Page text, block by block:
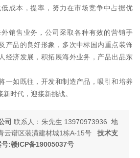
成本，提率，努力在市场竞争中占据优
销售业务，公司采取各种有效的营销手
产品的良好形象，多次中标国内重点装饰
经济发展，积拓展海外业务，产品出品东
一如既往，开发和制造产品，吸引和培养
时代，迎接新挑战。
司 联系人：朱先生 13970973936 地
云谱区装潢建材城1栋A-15号技术支
:赣ICP备19005037号